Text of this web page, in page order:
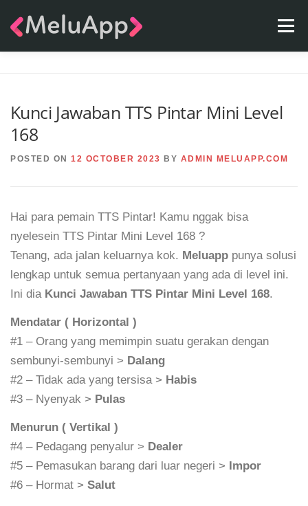
Menu
Kunci Jawaban TTS Pintar Mini Level
168
POSTED ON 12 OCTOBER 2023 BY ADMIN MELUAPP.COM
Hai para pemain TTS Pintar! Kamu nggak bisa
nyelesein TTS Pintar Mini Level 168 ?
Tenang, ada jalan keluarnya kok. Meluapp punya solusi
lengkap untuk semua pertanyaan yang ada di level ini.
Ini dia Kunci Jawaban TTS Pintar Mini Level 168.
Mendatar ( Horizontal )
#1 – Orang yang memimpin suatu gerakan dengan
sembunyi-sembunyi > Dalang
#2 – Tidak ada yang tersisa > Habis
#3 – Nyenyak > Pulas
Menurun ( Vertikal )
#4 – Pedagang penyalur > Dealer
#5 – Pemasukan barang dari luar negeri >
Impor
#6 – Hormat > Salut